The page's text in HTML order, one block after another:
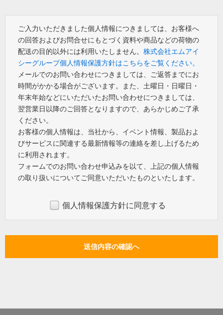
ご入力いただきました個人情報につきましては、お客様へ
の回答およびお問合せにもとづく資料や商品などの荷物の
配送の目的以外には利用いたしません。 株式会社エムアイ
シーグループ個人情報保護方針はこちらをご覧ください。
メールでのお問い合わせにつきましては、ご返答までにお
時間がかかる場合がございます。また、土曜日・日曜日・
年末年始などにいただいたお問い合わせにつきましては、
翌営業日以降のご回答となりますので、あらかじめご了承
ください。
お客様の個人情報は、当社から、イベント情報、製品およ
びサービスに関連する最新情報等の連絡を差し上げるため
に利用されます。
フォームでのお問い合わせ申込みを以て、上記の個人情報
の取り扱いについてご同意いただいたものといたします。
個人情報保護方針に同意する